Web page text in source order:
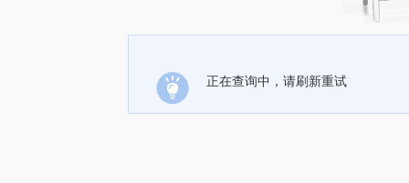
正在查询中，请刷新重试